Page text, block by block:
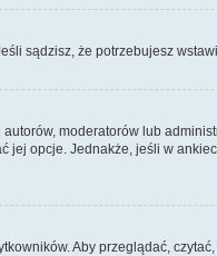
sądzisz, że potrzebujesz
moderatorów lub
jej opcje. Jednakże, jeśli w
Aby przeglądać,